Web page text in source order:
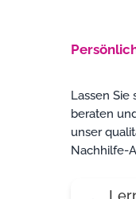
Lassen Sie
beraten
unser
Nachhilfe-